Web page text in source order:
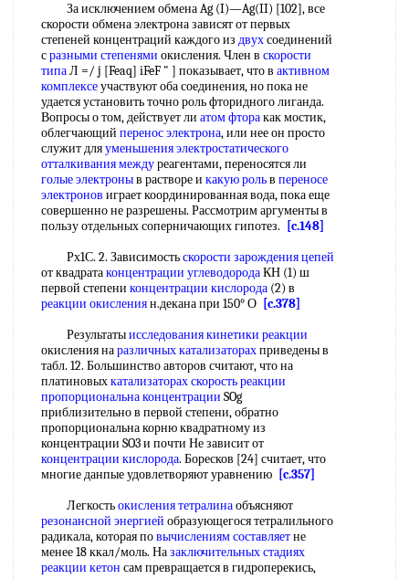
За исключением обмена Ag (I)—Ag(II) [102], все
скорости обмена электрона зависят от первых
степеней концентраций каждого из двухсоединений
сразными степенями окисления. Член в скорости
типаЛ =/ j [Feaq] iFeF " ] показывает, что в активном
комплексеучаствуют оба соединения, но пока не
удается установить точно роль фторидного лиганда.
Вопросы о том, действует ли атом фторакак мостик,
облегчающий перенос электрона, или нее он просто
служит дляуменьшения электростатического
отталкивания междуреагентами, переносятся ли
голые электроныв растворе и какую рольв переносе
электронов играет координированная вода, пока еще
совершенно не разрешены. Рассмотрим аргументы в
пользу отдельных соперничающих гипотез.
[c.148]
Рх1С. 2. Зависимостьскорости зарождения цепей
от квадратаконцентрации углеводородаКН (1) ш
первой степени концентрации кислорода (2) в
реакции окислениян.декана при 150° О [c.378]
Результатыисследования кинетики реакции
окисления наразличных катализаторахприведены в
табл. 12. Большинство авторов считают, что на
платиновыхкатализаторах скорость реакции
пропорциональна концентрации SOg
приблизительно в первой степени, обратно
пропорциональна корню квадратному из
концентрации SO3 и почти Не зависит от
концентрации кислорода. Боресков [24] считает, что
многие данпые удовлетворяют уравнению [c.357]
Легкостьокисления тетралинаобъясняют
резонансной энергией образующегося тетралильного
радикала, которая повычислениям составляетне
менее 18 ккал/моль. Назаключительных стадиях
реакции кетон сам превращается в гидроперекись,